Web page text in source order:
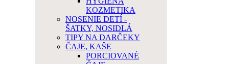
KOZMETIKA
NOSENIE DETÍ -
ŠATKY, NOSIDLÁ
TIPY NA DARČEKY
ČAJE, KAŠE
PORCIOVANÉ